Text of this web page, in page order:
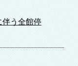
伴う全館停